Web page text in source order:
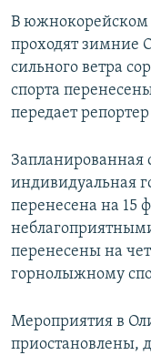
В южнокорейском
проходят зимние
сильного ветра
спорта
передает
Запланированная
индивидуальная
перенесена на 15
перенесены на
горнолыжному
Мероприятия в
приостановлены,